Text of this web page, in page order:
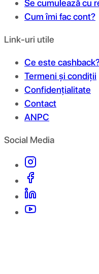
Se cumulează cu
Cum îmi fac cont?
Link-uri utile
Ce este
Termeni și condiții
Confidențialitate
Contact
ANPC
Social Media